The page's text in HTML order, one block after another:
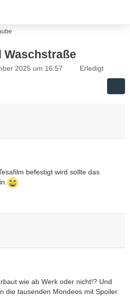
Waschstraße
2025 um 16:57 Erledigt
befestigt wird sollte das
wie ab Werk oder nicht!? Und
die tausenden Mondeos mit Spoiler